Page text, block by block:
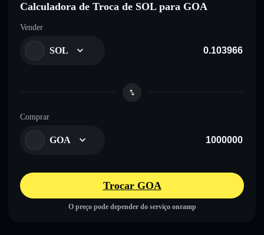
Calculadora de Troca de SOL para GOA
Vender
SOL
Comprar
GOA
Trocar GOA
O preço pode depender do serviço onramp